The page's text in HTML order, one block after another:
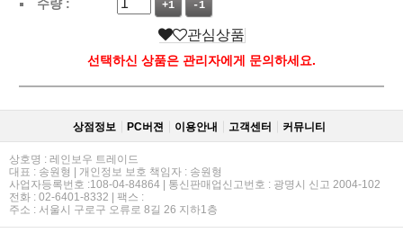
수량 :
+1 -1
관심상품
선택하신 상품은 관리자에게 문의하세요.
상점정보 PC버젼 이용안내 고객센터 커뮤니티
상호명 : 레인보우 트레이드
대표 : 송원형 | 개인정보 보호 책임자 : 송원형
사업자등록번호 :108-04-84864 | 통신판매업신고번호 : 광명시 신고 2004-102
전화 : 02-6401-8332 | 팩스 :
주소 : 서울시 구로구 오류로 8길 26 지하1층